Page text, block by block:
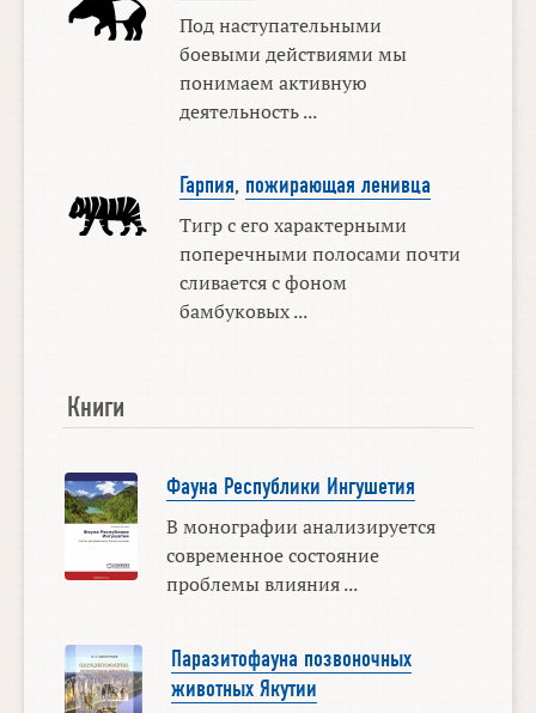
Под наступательными
боевыми действиями мы
понимаем активную
деятельность ...
Гарпия, пожирающая ленивца
Тигр с его характерными
поперечными полосами почти
сливается с фоном
бамбуковых ...
Книги
Фауна Республики Ингушетия
В монографии анализируется
современное состояние
проблемы влияния ...
Паразитофауна позвоночных
животных Якутии